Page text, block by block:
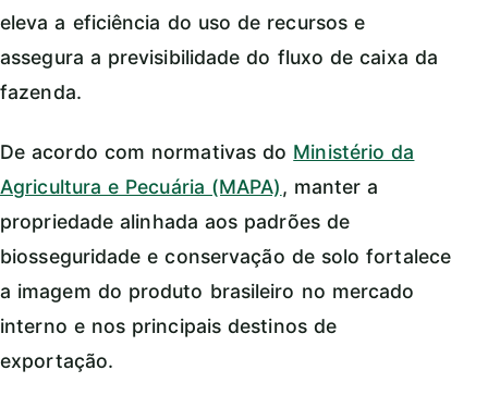
eleva a eficiência do uso de recursos e
assegura a previsibilidade do fluxo de caixa da
fazenda.
De acordo com normativas do Ministério da
Agricultura e Pecuária (MAPA), manter a
propriedade alinhada aos padrões de
biosseguridade e conservação de solo fortalece
a imagem do produto brasileiro no mercado
interno e nos principais destinos de
exportação.